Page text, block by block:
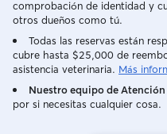
comprobación de identidad y
otros dueños como tú.
Todas las reservas están
cubre hasta $25,000 de
asistencia veterinaria. Más
Nuestro equipo de
por si necesitas cualquier cosa.